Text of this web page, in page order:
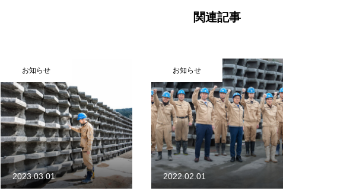
関連記事
お知らせ
2023.03.01
お知らせ
2022.02.01